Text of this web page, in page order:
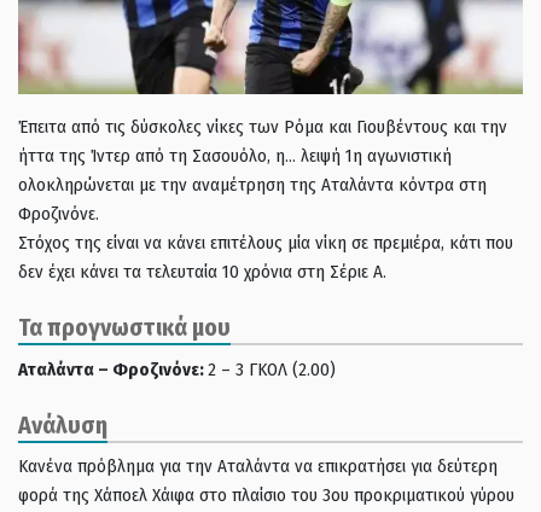
Έπειτα από τις δύσκολες νίκες των Ρόμα και Γιουβέντους και την
ήττα της Ίντερ από τη Σασουόλο, η… λειψή 1η αγωνιστική
ολοκληρώνεται με την αναμέτρηση της Αταλάντα κόντρα στη
Φροζινόνε.
Στόχος της είναι να κάνει επιτέλους μία νίκη σε πρεμιέρα, κάτι που
δεν έχει κάνει τα τελευταία 10 χρόνια στη Σέριε Α.
Τα προγνωστικά μου
Αταλάντα – Φροζινόνε:2 – 3 ΓΚΟΛ (2.00)
Ανάλυση
Κανένα πρόβλημα για την Αταλάντα να επικρατήσει για δεύτερη
φορά της Χάποελ Χάιφα στο πλαίσιο του 3ου προκριματικού γύρου